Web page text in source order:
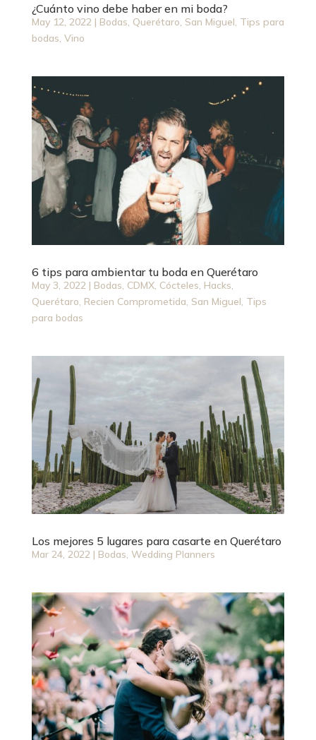
¿Cuánto vino debe haber en mi boda?
May 12, 2022 | Bodas, Querétaro, San Miguel, Tips para
bodas, Vino
6 tips para ambientar tu boda en Querétaro
May 3, 2022 | Bodas, CDMX, Cócteles, Hacks,
Querétaro, Recien Comprometida, San Miguel, Tips
para bodas
Los mejores 5 lugares para casarte en Querétaro
Mar 24, 2022 | Bodas, Wedding Planners